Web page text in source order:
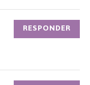
RESPONDER